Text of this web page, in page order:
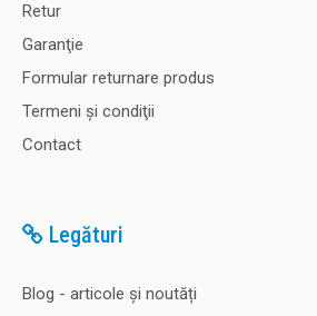
Retur
Garanţie
Formular returnare produs
Termeni şi condiţii
Contact
Legături
Blog - articole și noutăți